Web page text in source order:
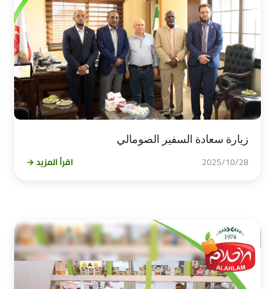
زيارة سعادة السفير الصومالي
2025/10/28 اقرأ المزيد →